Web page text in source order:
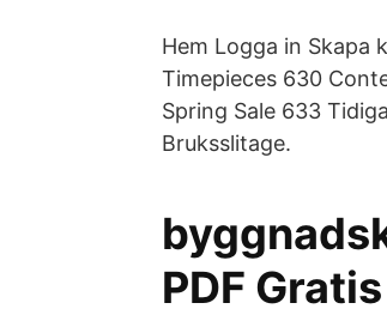
Hem Logga in Skapa
Timepieces 630
Spring Sale 633
Bruksslitage.
PDF